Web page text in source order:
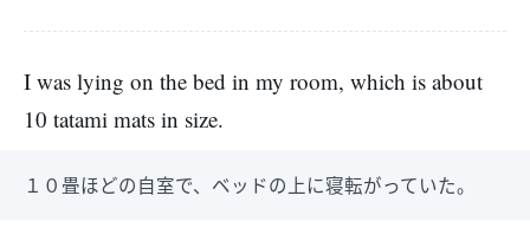
I was lying on the bed in my room, which is about
10 tatami mats in size.
１０畳ほどの自室で、ベッドの上に寝転がっていた。